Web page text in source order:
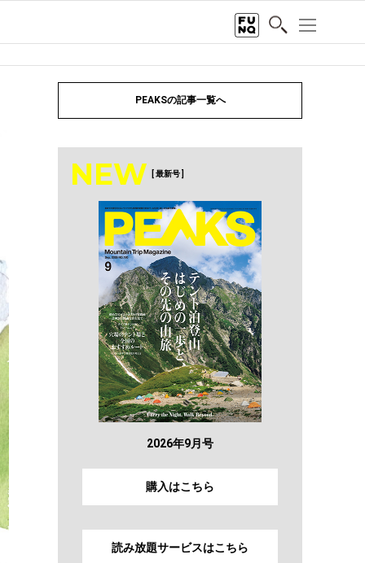
PEAKSの記事一覧へ
NEW [ 最新号 ]
2026年9月号
購入はこちら
読み放題サービスはこちら